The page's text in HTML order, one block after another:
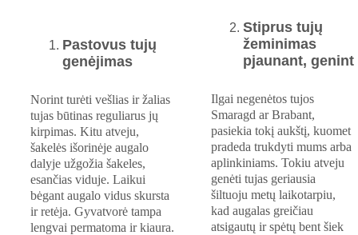
Pastovus tujų
genėjimas
Norint turėti vešlias ir žalias
tujas būtinas reguliarus jų
kirpimas. Kitu atveju,
šakelės išorinėje augalo
dalyje užgožia šakeles,
esančias viduje. Laikui
bėgant augalo vidus skursta
ir retėja. Gyvatvorė tampa
lengvai permatoma ir kiaura.
Stiprus tujų
žeminimas
pjaunant, genint
Ilgai negenėtos tujos
Smaragd ar Brabant,
pasiekia tokį aukštį, kuomet
pradeda trukdyti mums arba
aplinkiniams. Tokiu atveju
genėti tujas geriausia
šiltuoju metų laikotarpiu,
kad augalas greičiau
atsigautų ir spėtų bent šiek